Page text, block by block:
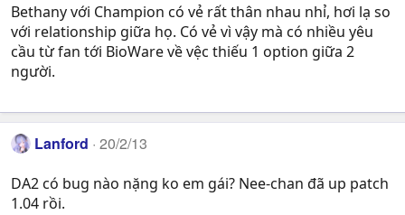
Bethany với Champion có vẻ rất thân nhau nhỉ, hơi lạ so
với relationship giữa họ. Có vẻ vì vậy mà có nhiều yêu
cầu từ fan tới BioWare về vệc thiếu 1 option giữa 2
người.
Lanford 20/2/13
DA2 có bug nào nặng ko em gái? Nee-chan đã up patch
1.04 rồi.